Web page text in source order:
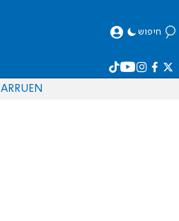
חיפוש
EN
RU
AR